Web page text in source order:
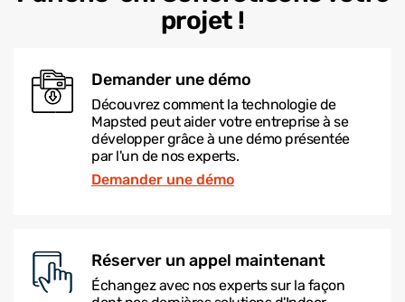
projet !
Demander une démo
Découvrez comment la technologie de
Mapsted peut aider votre entreprise à se
développer grâce à une démo présentée
par l'un de nos experts.
Demander une démo
Réserver un appel maintenant
Échangez avec nos experts sur la façon